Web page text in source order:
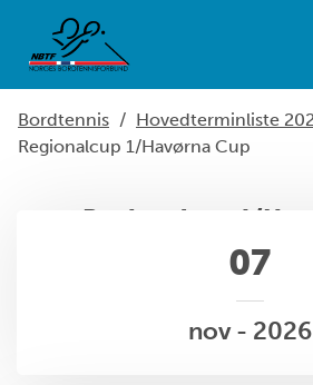
Bordtennis / Hovedterminliste
Regionalcup 1/Havørna Cup
Regionalcup 1/
07
nov - 2026